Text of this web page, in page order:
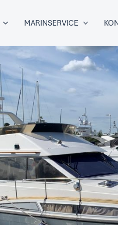
MARINSERVICE